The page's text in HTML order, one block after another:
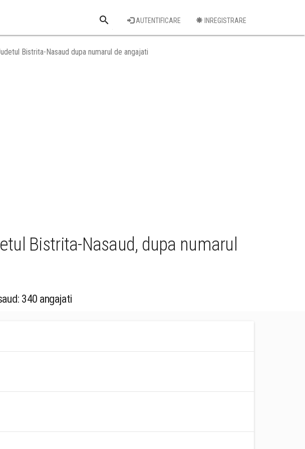
search
Cauta o firma
AUTENTIFICARE INREGISTRARE
Bistrita-Nasaud dupa numarul de angajati
Bistrita-Nasaud, dupa numarul
340 angajati